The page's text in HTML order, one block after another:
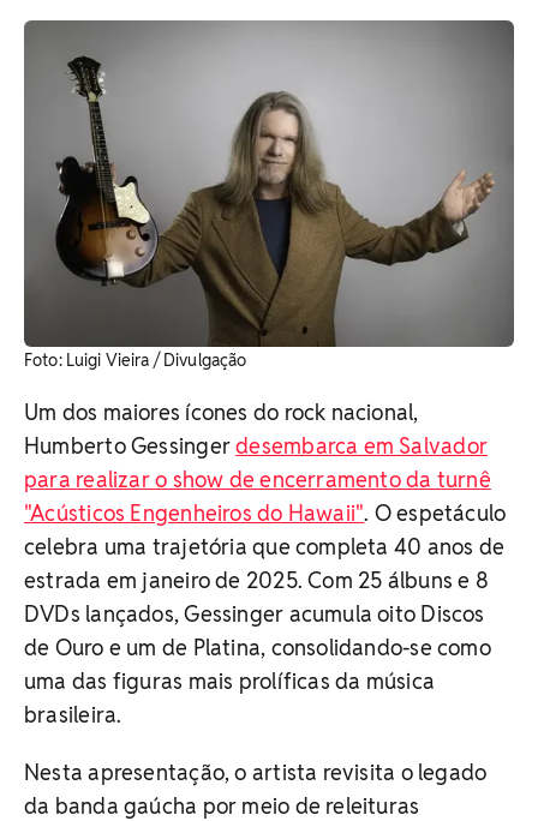
Foto: Luigi Vieira / Divulgação
Um dos maiores ícones do rock nacional,
Humberto Gessingerdesembarca em Salvador
para realizar o show de encerramento da turnê
"Acústicos Engenheiros do Hawaii". O espetáculo
celebra uma trajetória que completa 40 anos de
estrada em janeiro de 2025. Com 25 álbuns e 8
DVDs lançados, Gessinger acumula oito Discos
de Ouro e um de Platina, consolidando-se como
uma das figuras mais prolíficas da música
brasileira.
Nesta apresentação, o artista revisita o legado
da banda gaúcha por meio de releituras